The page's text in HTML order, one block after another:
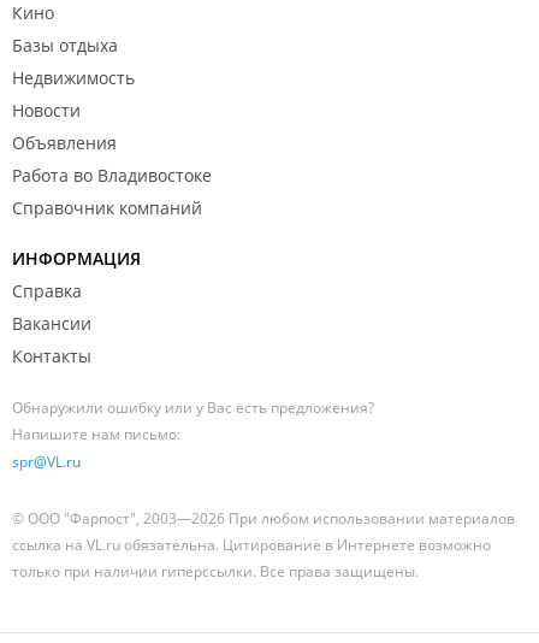
Кино
Базы отдыха
Недвижимость
Новости
Объявления
Работа во Владивостоке
Справочник компаний
ИНФОРМАЦИЯ
Справка
Вакансии
Контакты
Обнаружили ошибку или у Вас есть предложения?
Напишите нам письмо:
spr@VL.ru
© ООО "Фарпост", 2003—2026 При любом использовании материалов
ссылка на VL.ru обязательна. Цитирование в Интернете возможно
только при наличии гиперссылки. Все права защищены.